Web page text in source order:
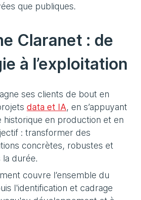
que publiques.
Claranet : de
à l’exploitation
ses clients de bout en
data et IA, en s’appuyant
historique en production et en
: transformer des
concrètes, robustes et
la durée.
couvre l’ensemble du
l'identification et cadrage